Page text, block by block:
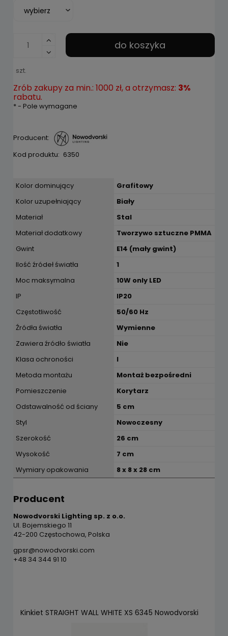
szt.
do koszyka
Zrób zakupy za min.: 1000 zł, a otrzymasz: 3%
rabatu.
*- Pole wymagane
Producent:
Kod produktu: 6350
Kolor dominujący
Grafitowy
Kolor uzupełniający
Biały
Materiał
Stal
Materiał dodatkowy
Tworzywo sztuczne PMMA
Gwint
E14 (mały gwint)
Ilość źródeł światła
1
Moc maksymalna
10W only LED
IP
IP20
Częstotliwość
50/60 Hz
Źródła światła
Wymienne
Zawiera źródło światła
Nie
Klasa ochroności
I
Metoda montażu
Montaż bezpośredni
Pomieszczenie
Korytarz
Odstawalność od ściany
5 cm
Styl
Nowoczesny
Szerokość
26 cm
Wysokość
7 cm
Wymiary opakowania
8 x 8 x 28 cm
Producent
Nowodvorski Lighting sp. z o.o.
Ul. Bojemskiego 11
42-200 Częstochowa, Polska
gpsr@nowodvorski.com
+48 34 344 91 10
Kinkiet STRAIGHT WALL WHITE XS 6345 Nowodvorski